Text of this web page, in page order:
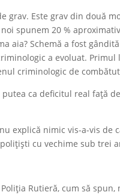
grav. Este grav din două
spunem 20 %
aia? Schemă a fost
a evoluat.
criminologic de
ca deficitul real față
explică nimic vis-a-vis de
cu vechime sub trei
Rutieră, cum să